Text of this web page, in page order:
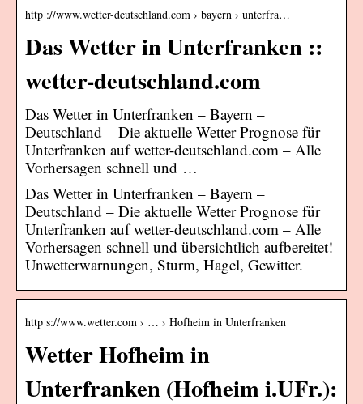
http ://www.wetter-deutschland.com › bayern › unterfra…
Das Wetter in Unterfranken ::
wetter-deutschland.com
Das Wetter in Unterfranken – Bayern –
Deutschland – Die aktuelle Wetter Prognose für
Unterfranken auf wetter-deutschland.com – Alle
Vorhersagen schnell und …
Das Wetter in Unterfranken – Bayern –
Deutschland – Die aktuelle Wetter Prognose für
Unterfranken auf wetter-deutschland.com – Alle
Vorhersagen schnell und übersichtlich aufbereitet!
Unwetterwarnungen, Sturm, Hagel, Gewitter.
http s://www.wetter.com › … › Hofheim in Unterfranken
Wetter Hofheim in
Unterfranken (Hofheim i.UFr.):